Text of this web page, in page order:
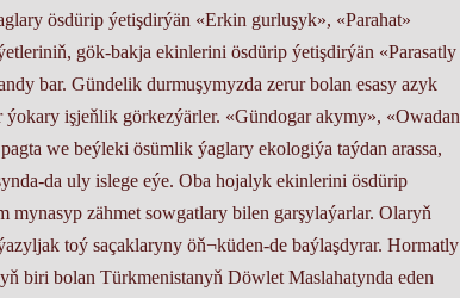
ösdürip ýetişdirýän «Erkin gurluşyk», «Parahat»
gök-bakja ekinlerini ösdürip ýetişdirýän «Parasatly
bar. Gündelik durmuşymyzda zerur bolan esasy azyk
işjeňlik görkezýärler. «Gündogar akymy», «Owadan
we beýleki ösümlik ýaglary ekologiýa taýdan arassa,
da uly islege eýe. Oba hojalyk ekinlerini ösdürip
zähmet sowgatlary bilen garşylaýarlar. Olaryň
toý saçaklaryny öň¬küden-de baýlaşdyrar. Hormatly
biri bolan Türkmenistanyň Döwlet Maslahatynda eden